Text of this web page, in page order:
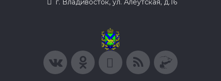
г. Владивосток, ул. Алеутская, д.16